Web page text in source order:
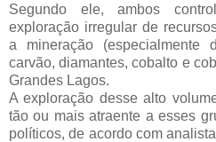
Segundo ele, ambos
exploração irregular de
a mineração (especialmente
carvão, diamantes, cobalto e
Grandes Lagos.
A exploração desse alto
tão ou mais atraente a esses
políticos, de acordo com